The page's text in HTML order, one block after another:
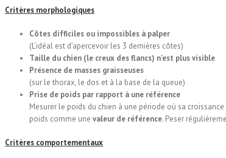
Critères morphologiques
Côtes difficiles ou impossibles à palper
(L’idéal est d’apercevoir les 3 dernières côtes)
Taille du chien (le creux des flancs) n’est plus visible
Présence de masses graisseuses
(sur le thorax, le dos et à la base de la queue)
Prise de poids par rapport à une référence
Mesurer le poids du chien à une période où sa
poids comme une valeur de référence. Peser
Critères comportementaux